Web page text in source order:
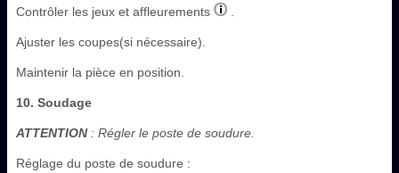
Contrôler les jeux et affleurements
Ajuster les coupes(si nécessaire).
Maintenir la pièce en position.
10. Soudage
ATTENTION: Régler le poste de soudure.
Réglage du poste de soudure :